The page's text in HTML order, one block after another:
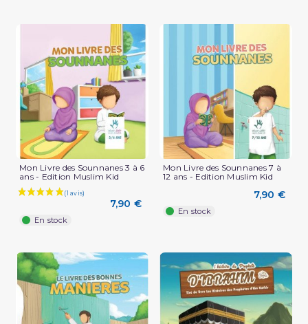
Mon Livre des Sounnanes 3 à 6
ans - Edition Muslim Kid
7,90 €
En stock
Mon Livre des Sounnanes 7 à
12 ans - Edition Muslim Kid
7,90 €
En stock